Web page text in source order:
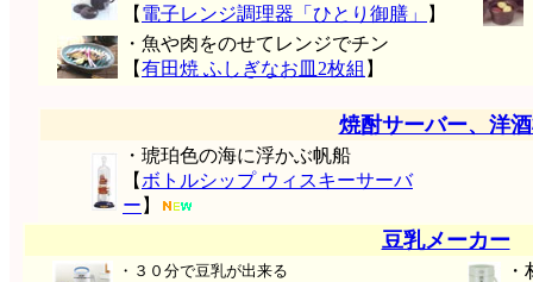
【 電子レンジ調理器「ひとり御膳」 】
・魚や肉をのせてレンジでチン
【有田焼 ふしぎなお皿2枚組 】
焼酎サーバー、洋
・琥珀色の海に浮かぶ帆船
【 ボトルシップ ウィスキーサーバ
ー 】
豆乳メーカー
・３０分で豆乳が出来る